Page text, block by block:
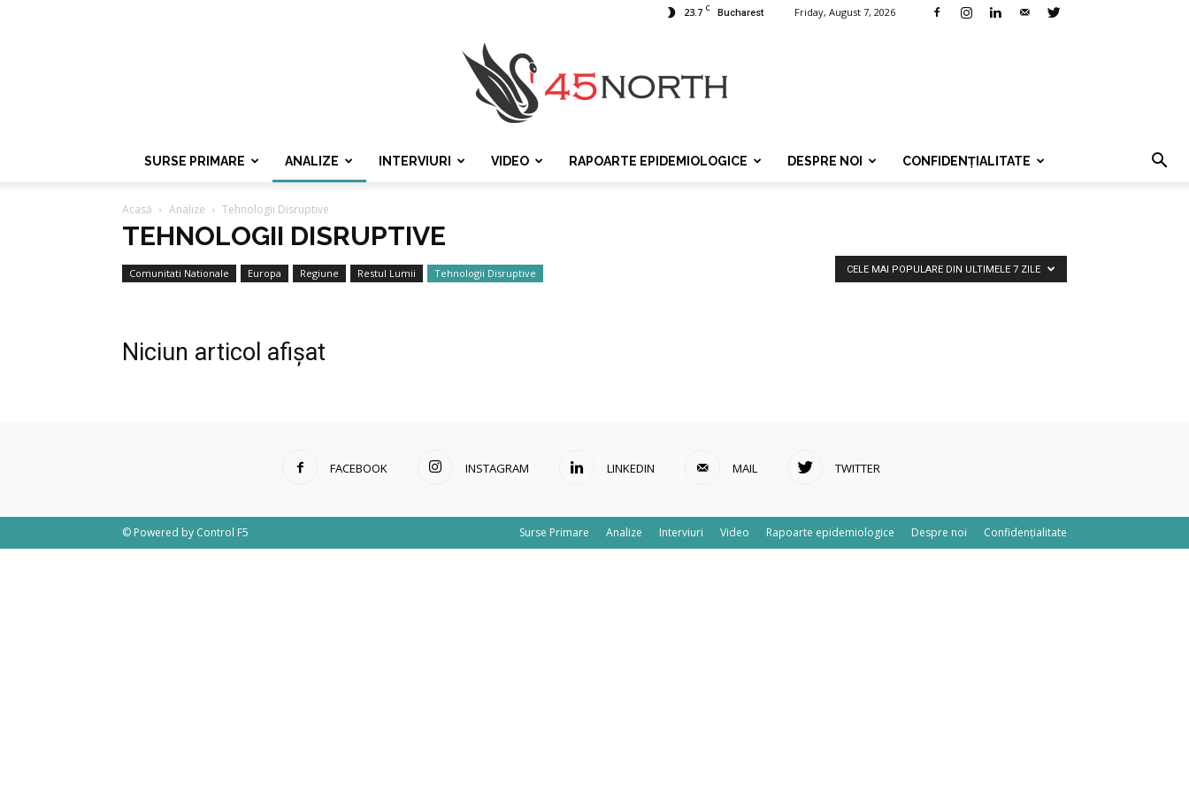
23.7 C Bucharest Friday, August 7, 2026
SURSE PRIMARE ANALIZE INTERVIURI VIDEO RAPOARTE EPIDEMIOLOGICE DESPRE NOI CONFIDENȚIALITATE
Acasă Analize Tehnologii Disruptive
TEHNOLOGII DISRUPTIVE
Comunitati Nationale Europa Regiune Restul Lumii Tehnologii Disruptive CELE MAI POPULARE DIN ULTIMELE 7 ZILE
Niciun articol afișat
FACEBOOK INSTAGRAM LINKEDIN MAIL TWITTER
Surse Primare Analize Interviuri Video Rapoarte epidemiologice Despre noi Confidențialitate
© Powered by Control F5